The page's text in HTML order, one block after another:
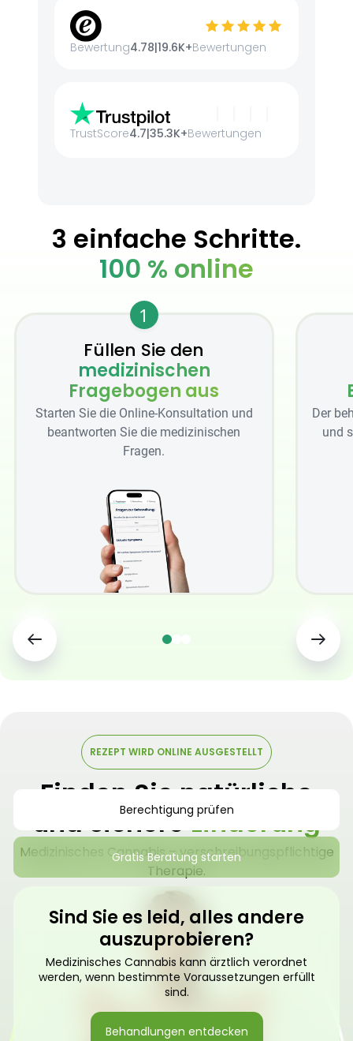
Bewertung4.78|19.6K+Bewertungen
TrustScore4.7|35.3K+Bewertungen
3 einfache Schritte.
100 % online
1
Füllen Sie den
medizinischen
Fragebogen aus
Starten Sie die Online-Konsultation und
beantworten Sie die medizinischen
Fragen.
Der
und
REZEPT WIRD ONLINE AUSGESTELLT
Finden Sie natürliche
und sichereLinderung
Medizinisches Cannabis – verschreibungspflichtige
Therapie.
Berechtigung prüfen
Gratis Beratung starten
Sind Sie es leid, alles andere
auszuprobieren?
Medizinisches Cannabis kann ärztlich verordnet
werden, wenn bestimmte Voraussetzungen erfüllt
sind.
Behandlungen entdecken